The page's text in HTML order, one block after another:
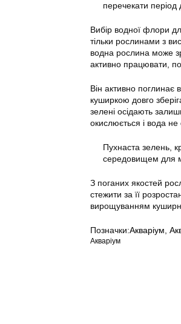
перечекати період
Вибір водної флори
тільки рослинами з
водна рослина може
активно працювати,
Він активно поглинає
куширкою довго
зелені осідають
окислюється і вода не
Пухнаста зелень,
середовищем для
З поганих якостей
стежити за її
вирощуванням
Позначки:Акваріум
Акваріум